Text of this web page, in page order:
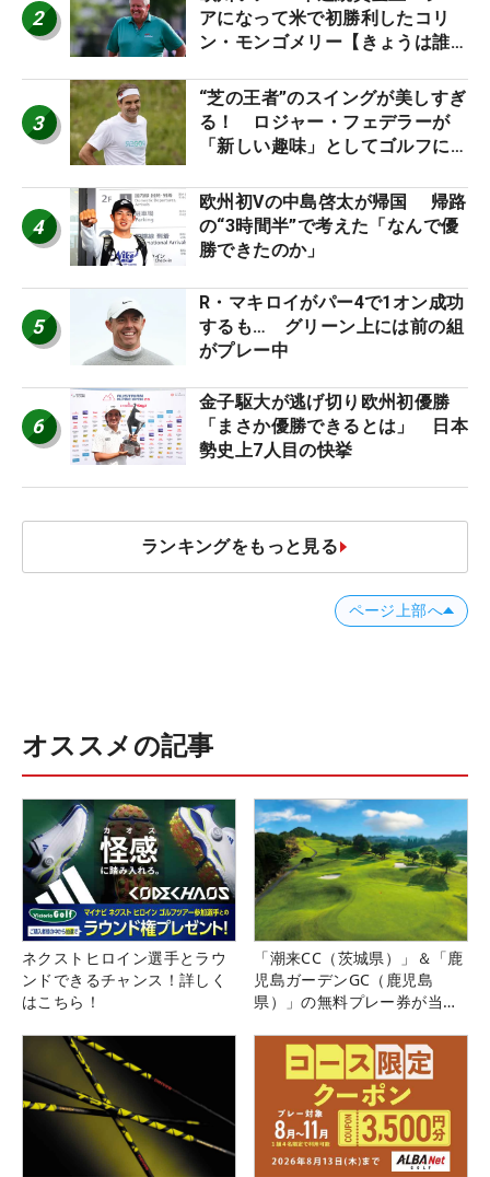
2
アになって米で初勝利したコリ
ン・モンゴメリー【きょうは誰の
3
“芝の王者”のスイングが美しすぎ
る！ ロジャー・フェデラーが
「新しい趣味」としてゴルフに挑
4
欧州初Vの中島啓太が帰国 帰路
の“3時間半”で考えた「なんで優
勝できたのか」
5
R・マキロイがパー4で1オン成功
するも… グリーン上には前の組
がプレー中
6
金子駆大が逃げ切り欧州初優勝
「まさか優勝できるとは」 日本
勢史上7人目の快挙
ランキングをもっと見る
ページ上部へ
オススメの記事
ネクストヒロイン選手とラウ
ンドできるチャンス！詳しく
はこちら！
「潮来CC（茨城県）」＆「鹿
児島ガーデンGC（鹿児島
県）」の無料プレー券が当た